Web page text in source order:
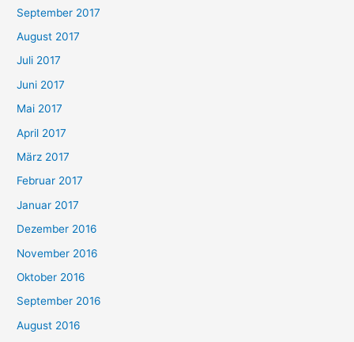
September 2017
August 2017
Juli 2017
Juni 2017
Mai 2017
April 2017
März 2017
Februar 2017
Januar 2017
Dezember 2016
November 2016
Oktober 2016
September 2016
August 2016